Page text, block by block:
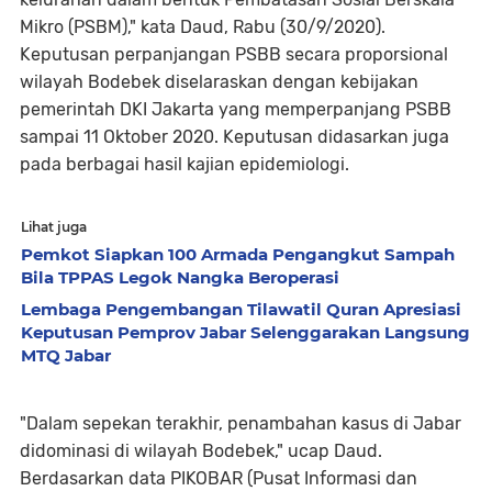
Mikro (PSBM)," kata Daud, Rabu (30/9/2020).
Keputusan perpanjangan PSBB secara proporsional
wilayah Bodebek diselaraskan dengan kebijakan
pemerintah DKI Jakarta yang memperpanjang PSBB
sampai 11 Oktober 2020. Keputusan didasarkan juga
pada berbagai hasil kajian epidemiologi.
Lihat juga
Pemkot Siapkan 100 Armada Pengangkut Sampah
Bila TPPAS Legok Nangka Beroperasi
Lembaga Pengembangan Tilawatil Quran Apresiasi
Keputusan Pemprov Jabar Selenggarakan Langsung
MTQ Jabar
"Dalam sepekan terakhir, penambahan kasus di Jabar
didominasi di wilayah Bodebek," ucap Daud.
Berdasarkan data PIKOBAR (Pusat Informasi dan